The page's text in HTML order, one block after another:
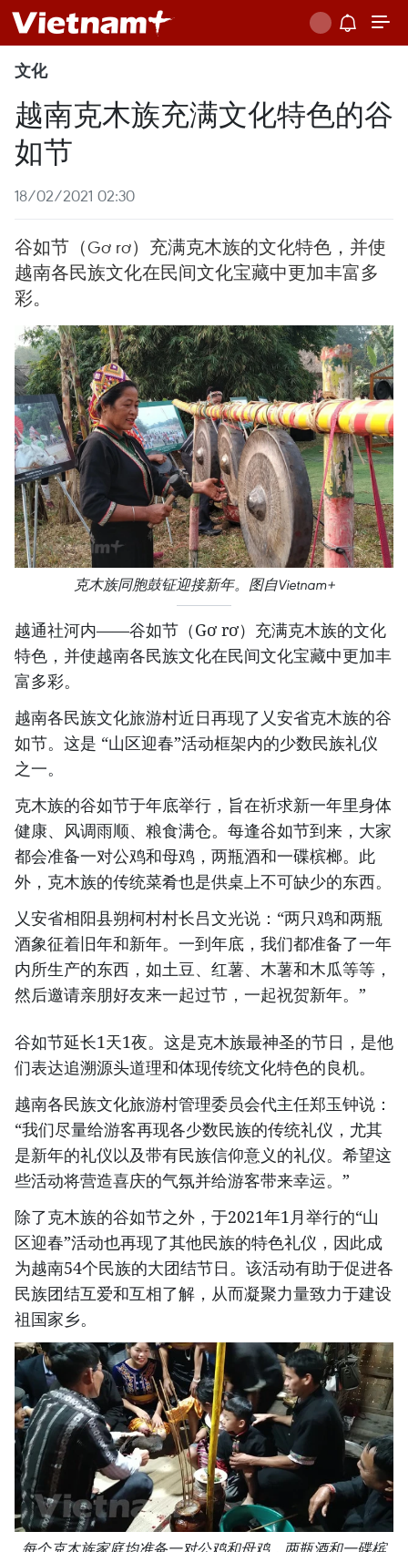
文化
越南克木族充满文化特色的谷
如节
18/02/2021 02:30
谷如节（Gơ rơ）充满克木族的文化特色，并使
越南各民族文化在民间文化宝藏中更加丰富多
彩。
克木族同胞鼓钲迎接新年。图自Vietnam+
越通社河内——谷如节（Gơ rơ）充满克木族的文化
特色，并使越南各民族文化在民间文化宝藏中更加丰
富多彩。
越南各民族文化旅游村近日再现了乂安省克木族的谷
如节。这是 “山区迎春”活动框架内的少数民族礼仪
之一。
克木族的谷如节于年底举行，旨在祈求新一年里身体
健康、风调雨顺、粮食满仓。每逢谷如节到来，大家
都会准备一对公鸡和母鸡，两瓶酒和一碟槟榔。此
外，克木族的传统菜肴也是供桌上不可缺少的东西。
乂安省相阳县朔柯村村长吕文光说：“两只鸡和两瓶
酒象征着旧年和新年。一到年底，我们都准备了一年
内所生产的东西，如土豆、红薯、木薯和木瓜等等，
然后邀请亲朋好友来一起过节，一起祝贺新年。”
谷如节延长1天1夜。这是克木族最神圣的节日，是他
们表达追溯源头道理和体现传统文化特色的良机。
越南各民族文化旅游村管理委员会代主任郑玉钟说：
“我们尽量给游客再现各少数民族的传统礼仪，尤其
是新年的礼仪以及带有民族信仰意义的礼仪。希望这
些活动将营造喜庆的气氛并给游客带来幸运。”
除了克木族的谷如节之外，于2021年1月举行的“山
区迎春”活动也再现了其他民族的特色礼仪，因此成
为越南54个民族的大团结节日。该活动有助于促进各
民族团结互爱和互相了解，从而凝聚力量致力于建设
祖国家乡。